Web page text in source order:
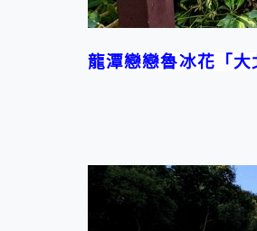
龍潭戀戀魯冰花「